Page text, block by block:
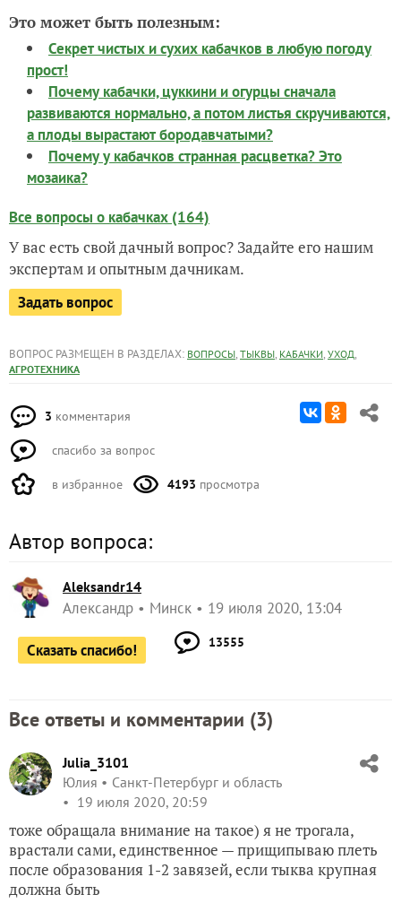
Это может быть полезным:
Секрет чистых и сухих кабачков в любую погоду
прост!
Почему кабачки, цуккини и огурцы сначала
развиваются нормально, а потом листья скручиваются,
а плоды вырастают бородавчатыми?
Почему у кабачков странная расцветка? Это
мозаика?
Все вопросы о кабачках (164)
У вас есть свой дачный вопрос? Задайте его нашим
экспертам и опытным дачникам.
Задать вопрос
ВОПРОС РАЗМЕЩЕН В РАЗДЕЛАХ: ВОПРОСЫ, ТЫКВЫ, КАБАЧКИ, УХОД,
АГРОТЕХНИКА
3 комментария
спасибо за вопрос
в избранное 4193 просмотра
Автор вопроса:
Aleksandr14
Александр Минск 19 июля 2020, 13:04
Сказать спасибо! 13555
Все ответы и комментарии (3)
Julia_3101
Юлия
Санкт-Петербург и область
19 июля 2020, 20:59
тоже обращала внимание на такое) я не трогала,
врастали сами, единственное — прищипываю плеть
после образования 1-2 завязей, если тыква крупная
должна быть